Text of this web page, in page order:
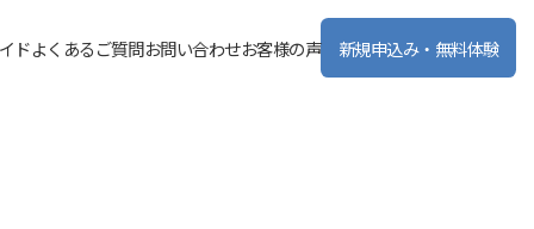
ドよくあるご質問お問い合わせお客様の声 新規申込み・無料体験